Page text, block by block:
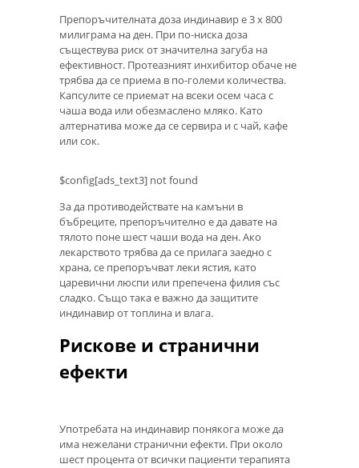
Препоръчителната доза индинавир е 3 х 800
милиграма на ден. При по-ниска доза
съществува риск от значителна загуба на
ефективност. Протеазният инхибитор обаче не
трябва да се приема в по-големи количества.
Капсулите се приемат на всеки осем часа с
чаша вода или обезмаслено мляко. Като
алтернатива може да се сервира и с чай, кафе
или сок.
$config[ads_text3] not found
За да противодействате на камъни в
бъбреците, препоръчително е да давате на
тялото поне шест чаши вода на ден. Ако
лекарството трябва да се прилага заедно с
храна, се препоръчват леки ястия, като
царевични люспи или препечена филия със
сладко. Също така е важно да защитите
индинавир от топлина и влага.
Рискове и странични
ефекти
Употребата на индинавир понякога може да
има нежелани странични ефекти. При около
шест процента от всички пациенти терапията